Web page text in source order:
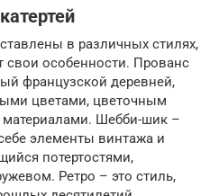
в различных стилях,
особенности. Прованс
французской деревней,
цветами, цветочным
Шебби-шик –
элементы винтажа и
потертостями,
Ретро – это стиль,